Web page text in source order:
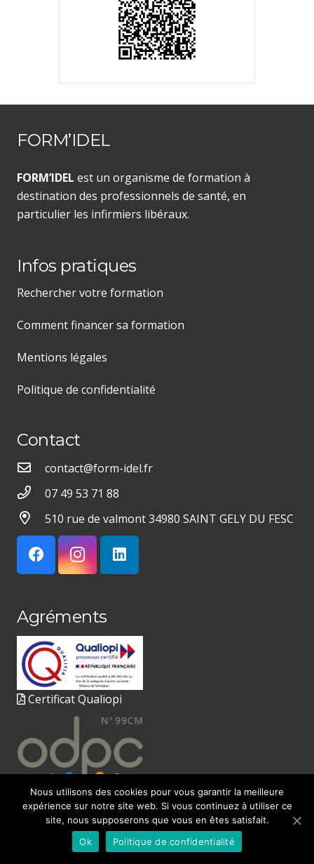
FORM’IDEL
FORM’IDEL est un organisme de formation à
destination des professionnels de santé, en
particulier les infirmiers libéraux.
Infos pratiques
Rechercher votre formation
Comment financer sa formation
Mentions légales
Politique de confidentialité
Contact
contact@form-idel.fr
07 49 53 71 88
510 rue de valmont 34980 SAINT GELY DU FESC
Agréments
Certificat Qualiopi
© 2020 FORM’IDELpar Sabine Moine
Nous utilisons des cookies pour vous garantir la meilleure
expérience sur notre site web. Si vous continuez à utiliser ce
site, nous supposerons que vous en êtes satisfait.
Ok
Politique de confidentialité